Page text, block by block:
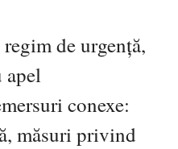
de urgență,
apel
conexe:
măsuri privind